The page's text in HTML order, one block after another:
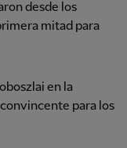
desde los
mitad para
en la
para los